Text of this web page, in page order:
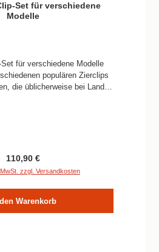
Set für verschiedene
Modelle
Set für verschiedene Modelle
populären Zierclips
die üblicherweise bei Land
15 x Scrivet - DYQ100320
Clip - DYC101420 20 x
- blau - MWC9134BLUE 20 x
60 x Snapsac - MWC3136
- DKP5279L 15 x
Regulärer Preis:
110,90 €
zzgl. Versandkosten
Warenkorb